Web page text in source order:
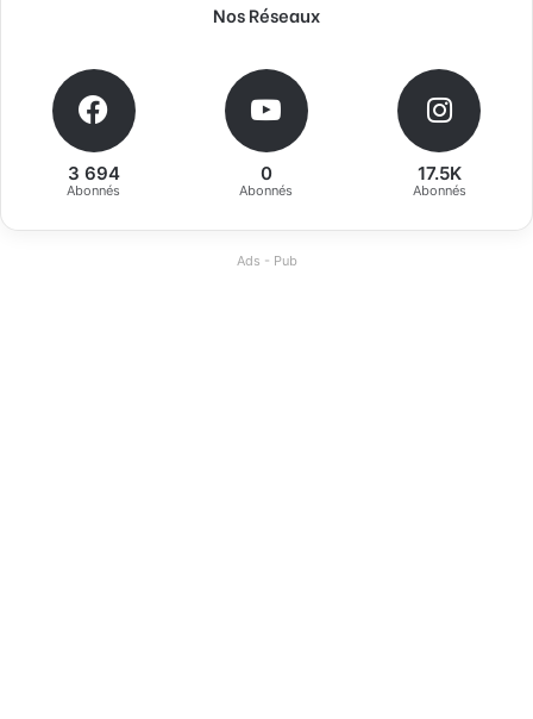
Nos Réseaux
3 694
Abonnés
0
Abonnés
17.5K
Abonnés
Ads - Pub